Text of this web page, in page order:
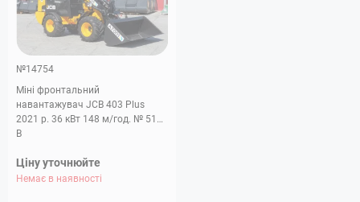
№14754
Міні фронтальний
навантажувач JCB 403 Plus
2021 р. 36 кВт 148 м/год. № 5177
B
Ціну уточнюйте
Немає в наявності